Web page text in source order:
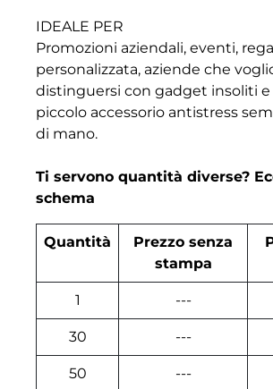
IDEALE PER
Promozioni aziendali, eventi,
personalizzata, aziende che
distinguersi con gadget insoliti e
piccolo accessorio antistress
di mano.
Ti servono quantità diverse?
schema
Quantità
Prezzo senza
stampa
1 ---
30 ---
50 ---